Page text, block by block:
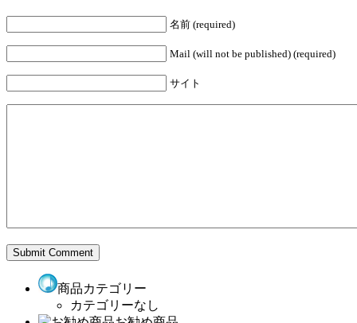
名前 (required)
Mail (will not be published) (required)
サイト
商品カテゴリー
カテゴリーなし